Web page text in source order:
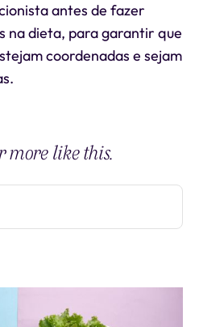
antes de fazer
na dieta, para garantir que
coordenadas e sejam
more like this.